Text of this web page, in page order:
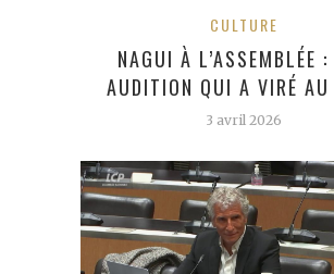
CULTURE
NAGUI À L’ASSEMBLÉE :
AUDITION QUI A VIRÉ AU
3 avril 2026